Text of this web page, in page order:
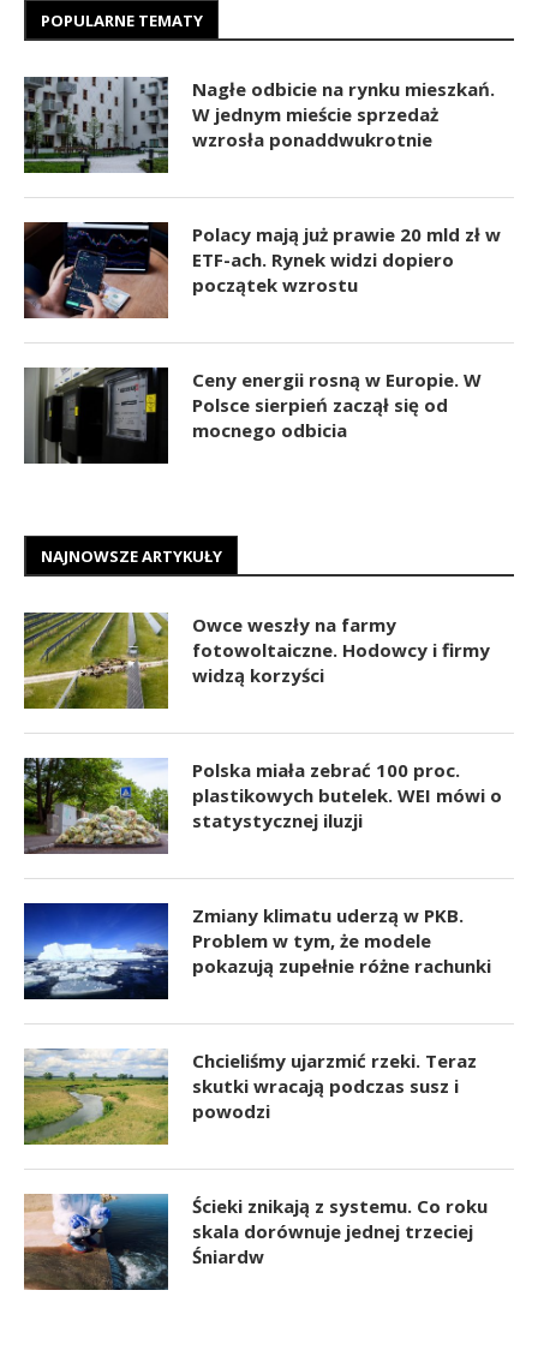
POPULARNE TEMATY
Nagłe odbicie na rynku mieszkań.
W jednym mieście sprzedaż
wzrosła ponaddwukrotnie
Polacy mają już prawie 20 mld zł w
ETF-ach. Rynek widzi dopiero
początek wzrostu
Ceny energii rosną w Europie. W
Polsce sierpień zaczął się od
mocnego odbicia
NAJNOWSZE ARTYKUŁY
Owce weszły na farmy
fotowoltaiczne. Hodowcy i firmy
widzą korzyści
Polska miała zebrać 100 proc.
plastikowych butelek. WEI mówi o
statystycznej iluzji
Zmiany klimatu uderzą w PKB.
Problem w tym, że modele
pokazują zupełnie różne rachunki
Chcieliśmy ujarzmić rzeki. Teraz
skutki wracają podczas susz i
powodzi
Ścieki znikają z systemu. Co roku
skala dorównuje jednej trzeciej
Śniardw